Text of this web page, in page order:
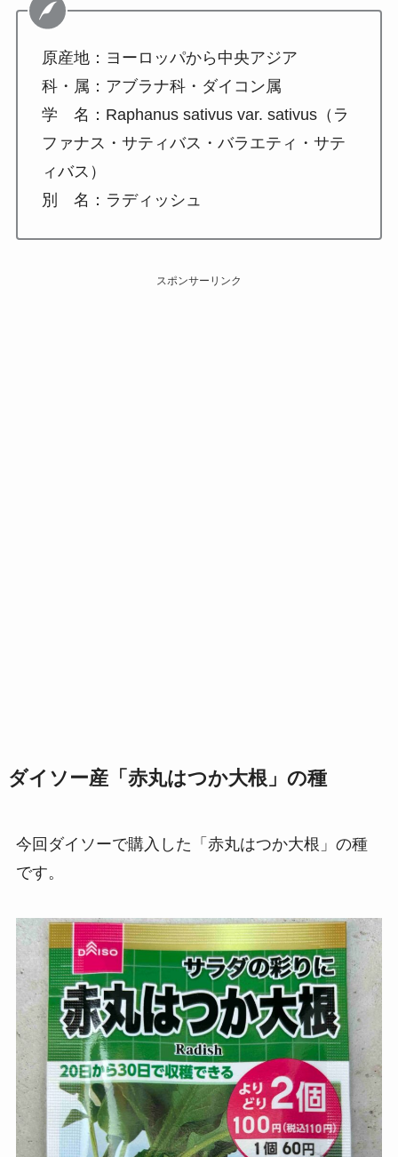
原産地：ヨーロッパから中央アジア
科・属：アブラナ科・ダイコン属
学 名：Raphanus sativus var. sativus（ラ
ファナス・サティバス・バラエティ・サテ
ィバス）
別 名：ラディッシュ
スポンサーリンク
ダイソー産「赤丸はつか大根」の種
今回ダイソーで購入した「赤丸はつか大根」の種
です。